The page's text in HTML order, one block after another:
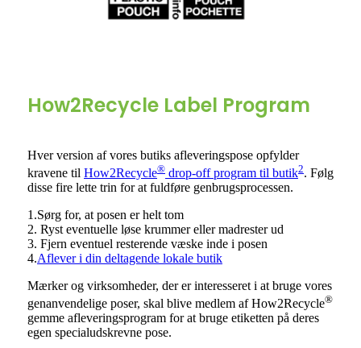
How2Recycle Label Program
Hver version af vores butiks afleveringspose opfylder
kravene til How2Recycle® drop-off program til butik2. Følg
disse fire lette trin for at fuldføre genbrugsprocessen.
1.Sørg for, at posen er helt tom
2. Ryst eventuelle løse krummer eller madrester ud
3. Fjern eventuel resterende væske inde i posen
4.Aflever i din deltagende lokale butik
Mærker og virksomheder, der er interesseret i at bruge vores
genanvendelige poser, skal blive medlem af How2Recycle®
gemme afleveringsprogram for at bruge etiketten på deres
egen specialudskrevne pose.